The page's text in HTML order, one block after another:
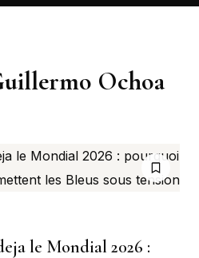
Ochoa
le Mondial 2026 :